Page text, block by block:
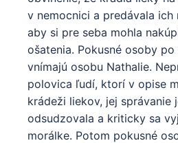
v nemocnici a predávala ich
aby si pre seba mohla
ošatenia. Pokusné osoby
vnímajú osobu Nathalie.
polovica ľudí, ktorí v opise
krádeži liekov, jej správanie
odsudzovala a kriticky sa
morálke. Potom pokusné